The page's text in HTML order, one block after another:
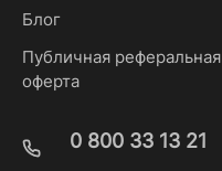
Блог
Публичная реферальная
оферта
0 800 33 13 21